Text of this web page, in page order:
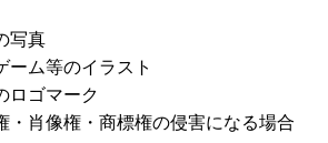
写真
ーム等のイラスト
ロゴマーク
・肖像権・商標権の侵害になる場合